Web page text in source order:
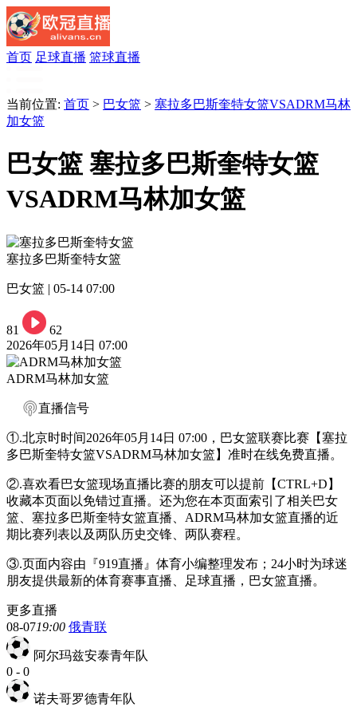
首页 足球直播 篮球直播
当前位置: 首页 > 巴女篮 > 塞拉多巴斯奎特女篮VSADRM马林
加女篮
巴女篮 塞拉多巴斯奎特女篮
VSADRM马林加女篮
塞拉多巴斯奎特女篮
巴女篮 | 05-14 07:00
81
62
2026年05月14日 07:00
ADRM马林加女篮
直播信号
①.北京时时间2026年05月14日 07:00，巴女篮联赛比赛【塞拉
多巴斯奎特女篮VSADRM马林加女篮】准时在线免费直播。
②.喜欢看巴女篮现场直播比赛的朋友可以提前【CTRL+D】
收藏本页面以免错过直播。还为您在本页面索引了相关巴女
篮、塞拉多巴斯奎特女篮直播、ADRM马林加女篮直播的近
期比赛列表以及两队历史交锋、两队赛程。
③.页面内容由『919直播』体育小编整理发布；24小时为球迷
朋友提供最新的体育赛事直播、足球直播，巴女篮直播。
更多直播
08-0719:00 俄青联
阿尔玛兹安泰青年队
0 - 0
诺夫哥罗德青年队